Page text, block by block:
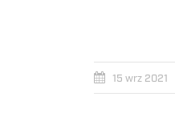
15 wrz 2021